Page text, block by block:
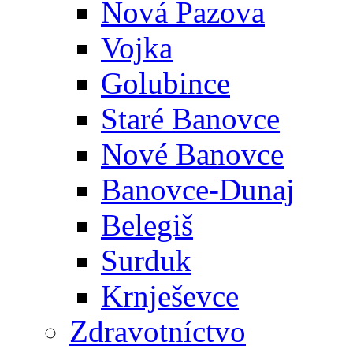
Nová Pazova
Vojka
Golubince
Staré Banovce
Nové Banovce
Banovce-Dunaj
Belegiš
Surduk
Krnješevce
Zdravotníctvo